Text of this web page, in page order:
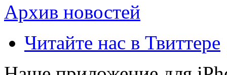
Архив новостей
Читайте нас в Твиттере